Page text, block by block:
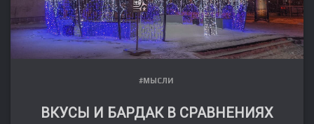
#МЫСЛИ
ВКУСЫ И БАРДАК В СРАВНЕНИЯХ